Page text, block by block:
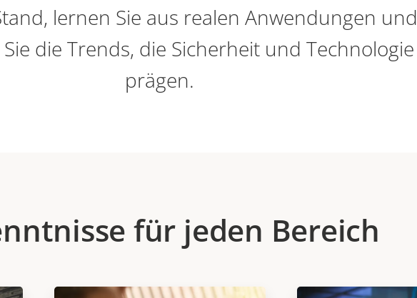
lernen Sie aus realen Anwendungen und
die Trends, die Sicherheit und Technologie
prägen.
für jeden Bereich